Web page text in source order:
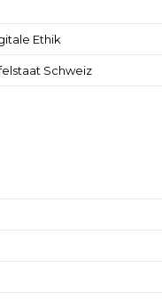
Ethik
Schweiz